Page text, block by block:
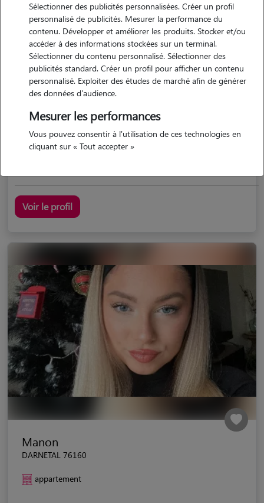
Magali
ST LEGER DU BOURG DENIS 76160
possède des animaux
personne sérieuse amoureuse des animaux
Voir le profil
Manon
DARNETAL 76160
appartement
Sélectionner des publicités personnalisées. Créer un profil
personnalisé de publicités. Mesurer la performance du
contenu. Développer et améliorer les produits. Stocker et/ou
accéder à des informations stockées sur un terminal.
Sélectionner du contenu personnalisé. Sélectionner des
publicités standard. Créer un profil pour afficher un contenu
personnalisé. Exploiter des études de marché afin de générer
des données d'audience.
Mesurer les performances
Vous pouvez consentir à l'utilisation de ces technologies en
cliquant sur « Tout accepter »